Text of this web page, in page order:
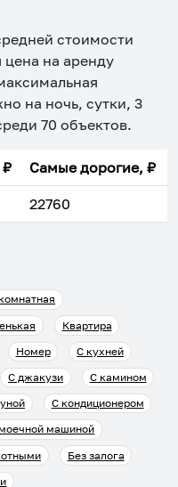
стоимости
цена на аренду
на ночь, сутки, 3
70 объектов.
Самые дорогие, ₽
22760
Квартира
Номер
С кухней
С джакузи
С камином
С кондиционером
машиной
Без залога